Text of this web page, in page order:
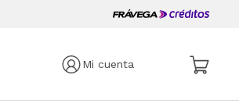
Mi cuenta